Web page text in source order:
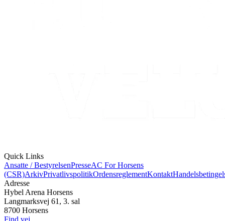
Quick Links
Ansatte / BestyrelsenPresseAC For Horsens
(CSR)ArkivPrivatlivspolitikOrdensreglementKontakt
Adresse
Hybel Arena Horsens
Langmarksvej 61, 3. sal
8700 Horsens
Find vej